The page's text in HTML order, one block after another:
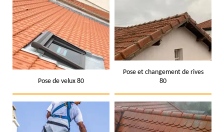
Pose de velux 80
Pose et changement de rives
80